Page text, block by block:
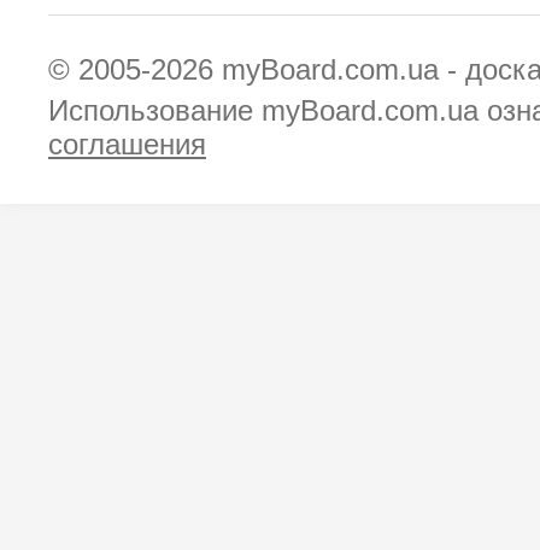
© 2005-2026 myBoard.com.ua -
Использование myBoard.com.ua
соглашения